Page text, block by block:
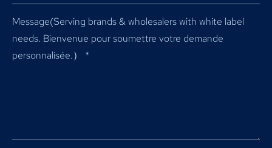
Message(Serving brands & wholesalers with white label
needs. Bienvenue pour soumettre votre demande
personnalisée.）
*